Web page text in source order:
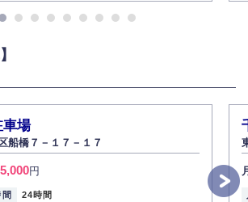
に誤りがあり、ご本人から訂正・追加・削除の請求
教育
報の取り扱いについての重要性を理解し、より適
教育を実施してまいります。
幸男
車場
船橋７－１７－１７
円
24時間